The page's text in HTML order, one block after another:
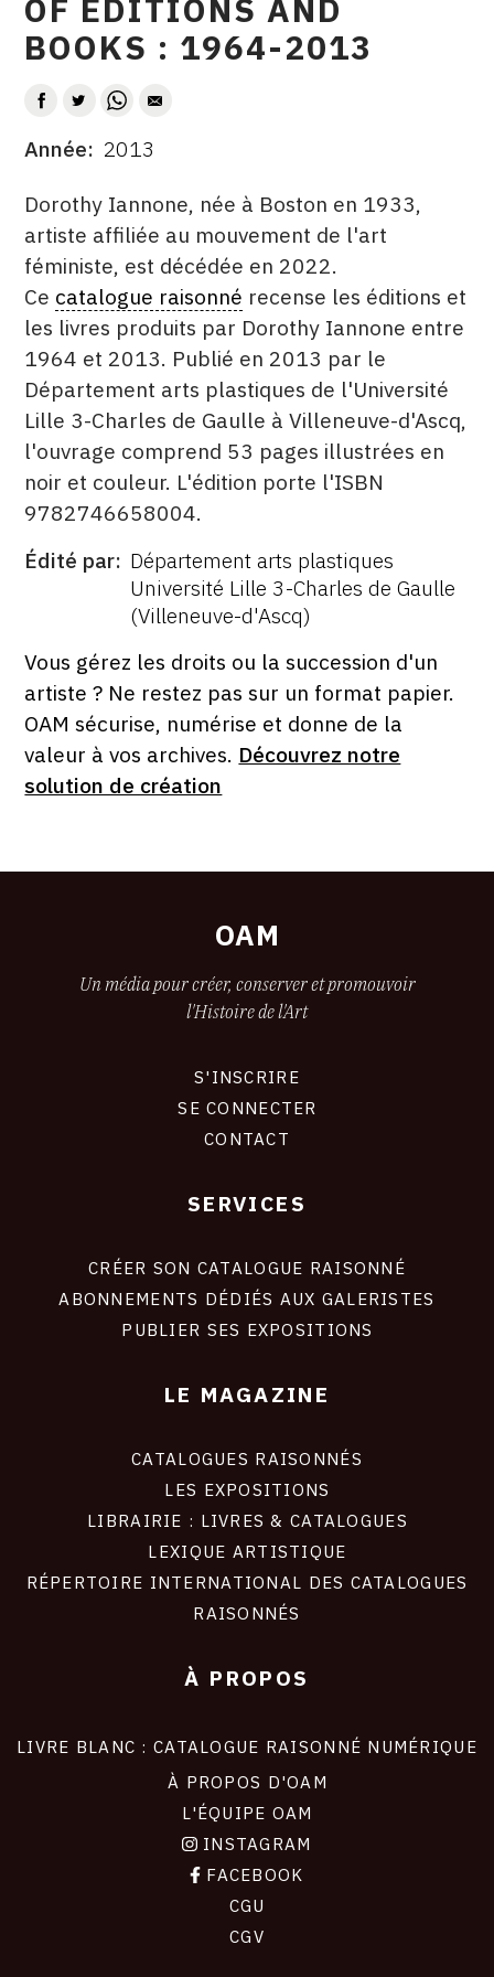
CONTACT
SUIVEZ-NOUS
INSTAGRAM
FACEBOOK
TWITTER
PINTEREST
OF EDITIONS AND
BOOKS : 1964-2013
AUTEUR
DATE
Année 2013
DESCRITPTION
Dorothy Iannone, née à Boston en 1933,
artiste affiliée au mouvement de l'art
féministe, est décédée en 2022.
Ce catalogue raisonné recense les éditions et
les livres produits par Dorothy Iannone entre
1964 et 2013. Publié en 2013 par le
Département arts plastiques de l'Université
Lille 3-Charles de Gaulle à Villeneuve-d'Ascq,
l'ouvrage comprend 53 pages illustrées en
noir et couleur. L'édition porte l'ISBN
9782746658004.
ÉDITÉ
Édité par Département arts plastiques
Université Lille 3-Charles de Gaulle
(Villeneuve-d'Ascq)
FORMAT
ÉTAT
Vous gérez les droits ou la succession d'un
artiste ? Ne restez pas sur un format papier.
OAM sécurise, numérise et donne de la
valeur à vos archives. Découvrez notre
solution de création
OAM
Un média pour créer, conserver et promouvoir
l'Histoire de l'Art
S'INSCRIRE
SE CONNECTER
CONTACT
SERVICES
CRÉER SON CATALOGUE RAISONNÉ
ABONNEMENTS DÉDIÉS AUX GALERISTES
PUBLIER SES EXPOSITIONS
LE MAGAZINE
CATALOGUES RAISONNÉS
LES EXPOSITIONS
LIBRAIRIE : LIVRES & CATALOGUES
LEXIQUE ARTISTIQUE
RÉPERTOIRE INTERNATIONAL DES CATALOGUES
RAISONNÉS
À PROPOS
LIVRE BLANC : CATALOGUE RAISONNÉ NUMÉRIQUE
À PROPOS D'OAM
L'ÉQUIPE OAM
INSTAGRAM
FACEBOOK
CGU
CGV